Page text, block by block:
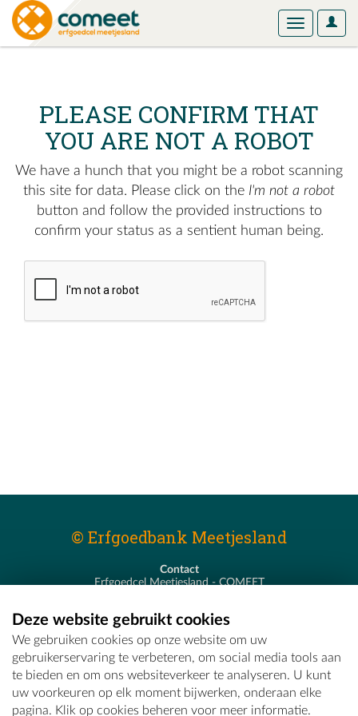
User
Toggle
PLEASE CONFIRM THAT
YOU ARE NOT A ROBOT
We have a hunch that you might be a robot scanning
this site for data. Please click on the I'm not a robot
button and follow the provided instructions to
confirm your status as a sentient human being.
© Erfgoedbank Meetjesland
Contact
Erfgoedcel Meetjesland - COMEET
T - 09 373 75 96
E -erfgoedcel@comeet.be
Deze website gebruikt cookies
We gebruiken cookies op onze website om uw
gebruikerservaring te verbeteren, om social media tools aan
te bieden en om ons websiteverkeer te analyseren. U kunt
uw voorkeuren op elk moment bijwerken, onderaan elke
pagina. Klik op cookies beheren voor meer informatie.